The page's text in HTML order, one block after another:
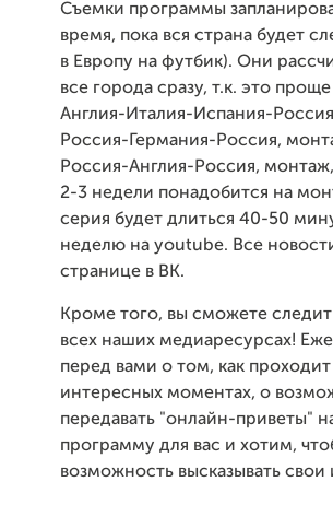
Съемки программы
время, пока вся страна будет
в Европу на футбик). Они
все города сразу, т.к. это
Англия-Италия-Испания-
Россия-Германия-Россия,
Россия-Англия-Россия,
2-3 недели понадобится на
серия будет длиться 40-50
неделю на youtube. Все
странице в ВК.
Кроме того, вы сможете
всех наших медиаресурсах!
перед вами о том, как
интересных моментах, о
передавать "онлайн-приветы"
программу для вас и хотим,
возможность высказывать